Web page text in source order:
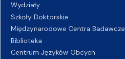
Wydziały
Szkoły Doktorskie
Międzynarodowe Centra Badawcze
Biblioteka
Centrum Języków Obcych